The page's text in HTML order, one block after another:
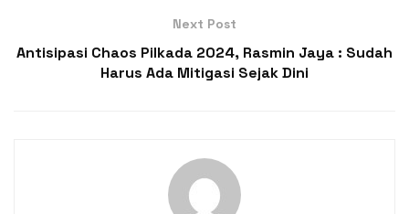
Next Post
Antisipasi Chaos Pilkada 2024, Rasmin Jaya : Sudah
Harus Ada Mitigasi Sejak Dini